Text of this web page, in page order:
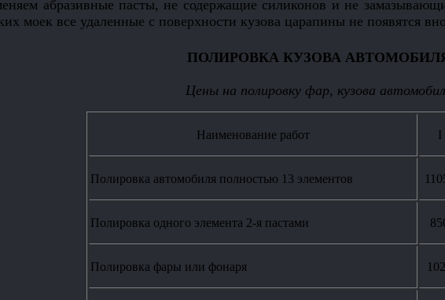
абразивные пасты, не содержащие силиконов и не
моек все удаленные с поверхности кузова царапины не появятся
ПОЛИРОВКА КУЗОВА
Цены на полировку фар, кузова
Наименование работ I
Полировка автомобиля полностью 13 элементов
Полировка одного элемента 2-я пастами
Полировка фары или фонаря